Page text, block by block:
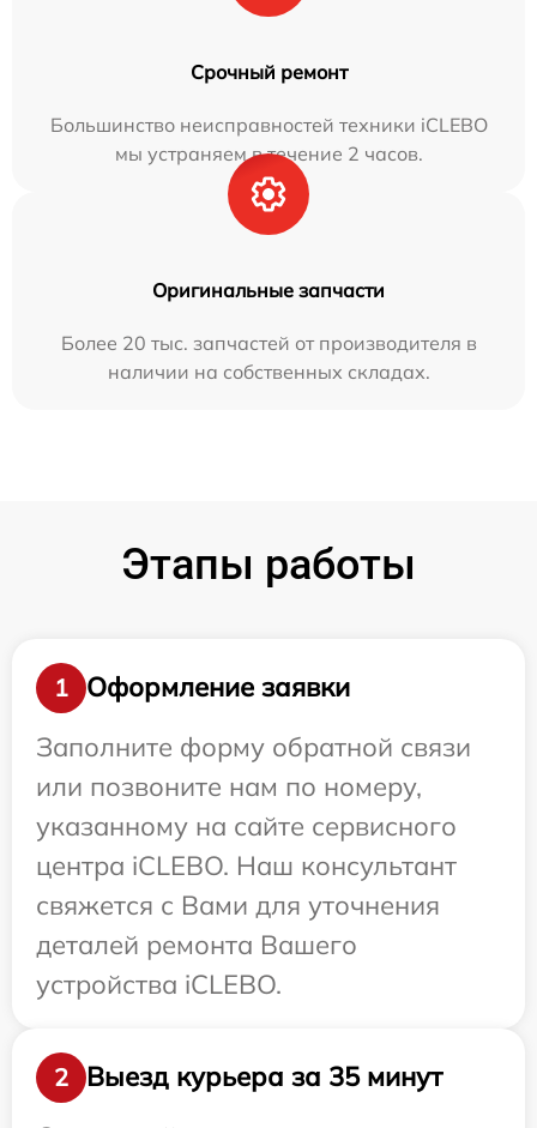
Срочный ремонт
Большинство неисправностей техники iCLEBO
мы устраняем в течение 2 часов.
Оригинальные запчасти
Более 20 тыс. запчастей от производителя в
наличии на собственных складах.
Этапы работы
1
Оформление заявки
Заполните форму обратной связи
или позвоните нам по номеру,
указанному на сайте сервисного
центра iCLEBO. Наш консультант
свяжется с Вами для уточнения
деталей ремонта Вашего
устройства iCLEBO.
2
Выезд курьера за 35 минут